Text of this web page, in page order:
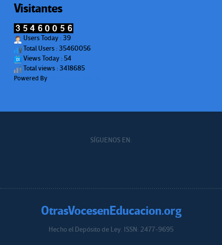
Visitantes
Users Today : 39
Total Users : 35460056
Views Today : 54
Total views : 3418685
Powered By
SÍGUENOS EN:
OtrasVocesenEducacion.org
Hecho el Depósito de Ley. ISSN: 2477-9695